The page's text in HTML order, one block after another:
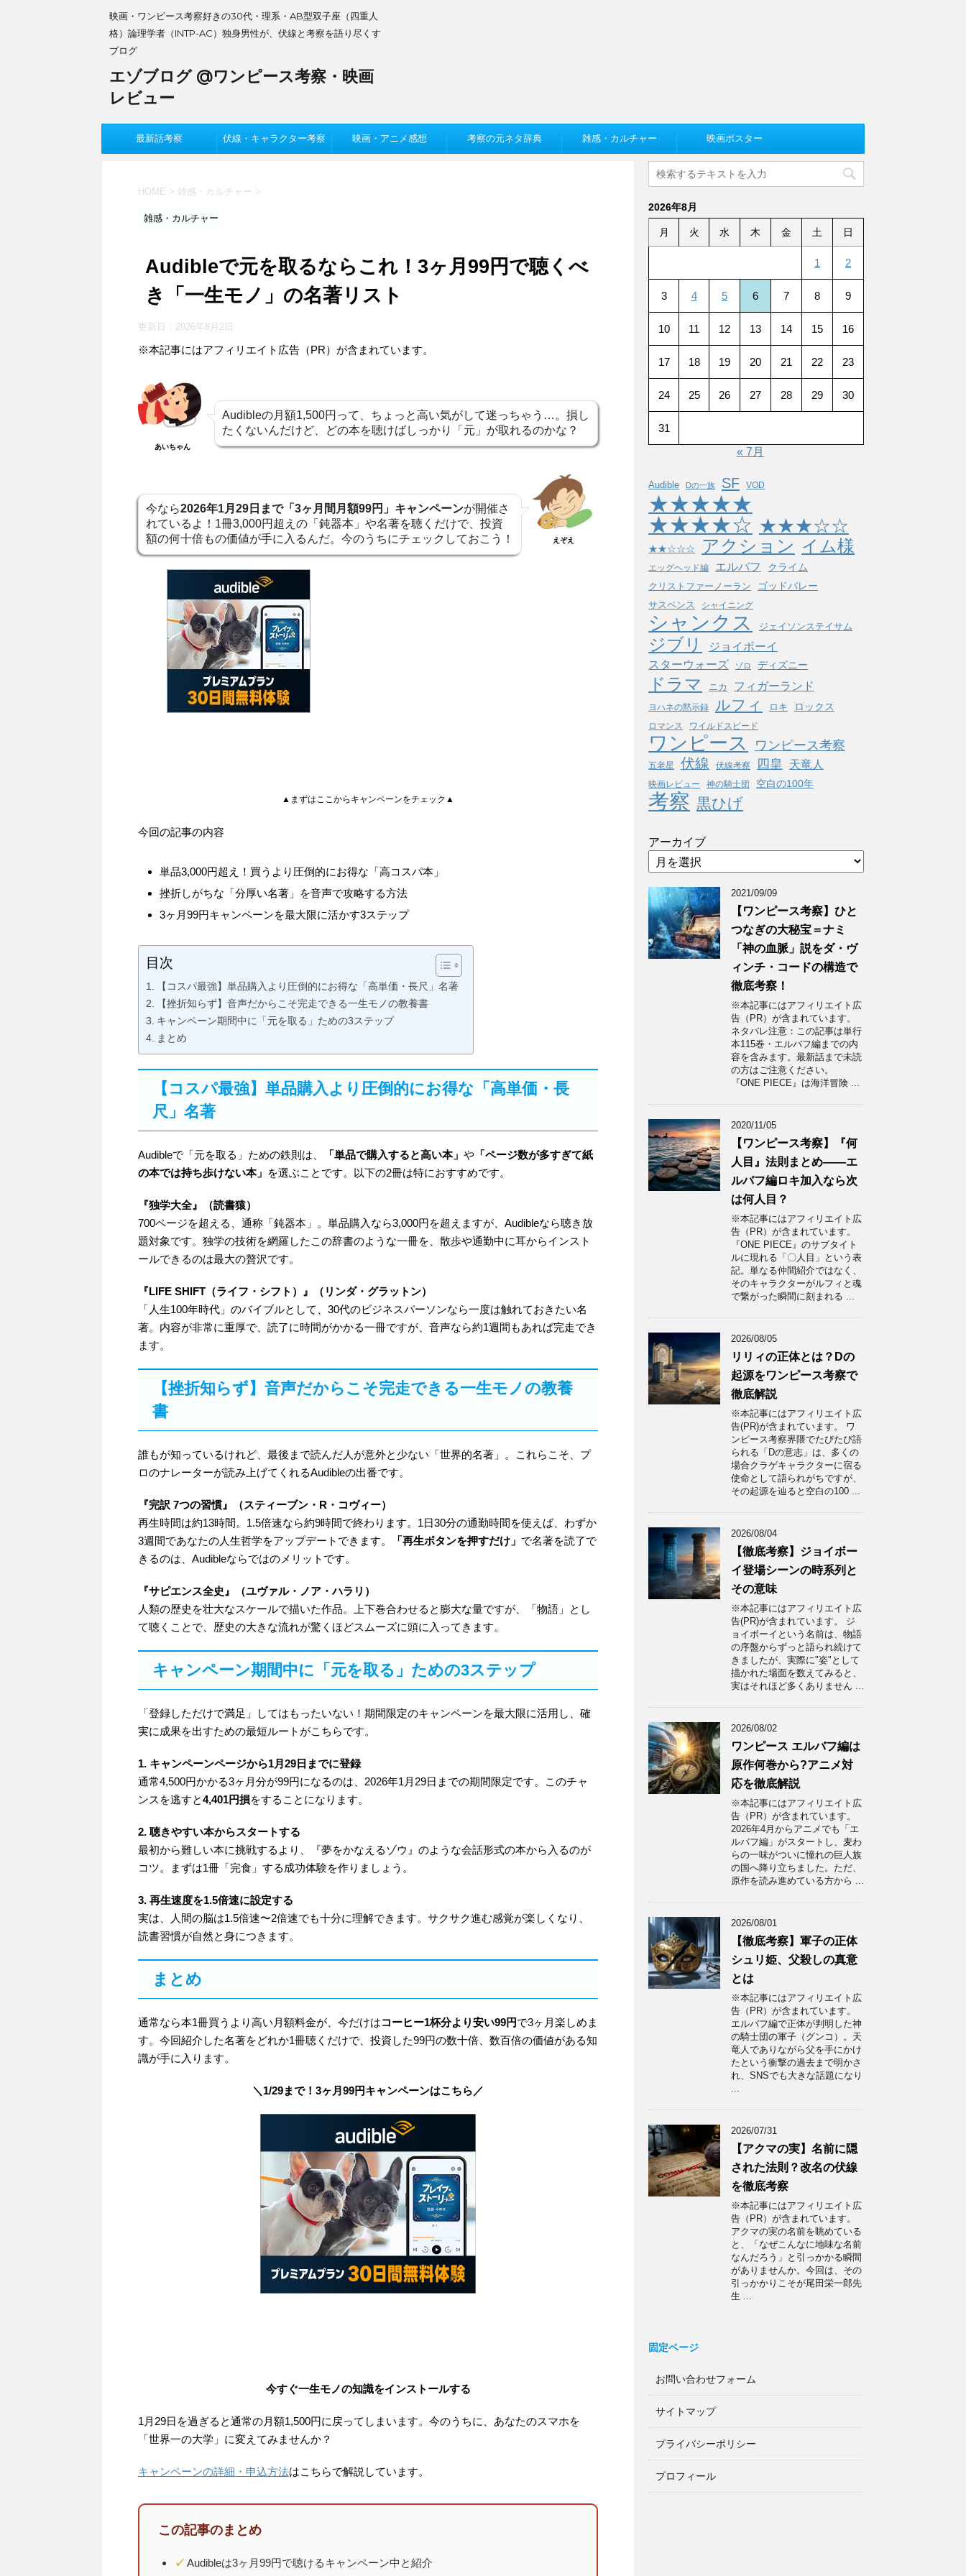
映画・ワンピース考察好きの30代・理系・AB型双子座（四重人
格）論理学者（INTP-AC）独身男性が、伏線と考察を語り尽くす
ブログ
エゾブログ @ワンピース考察・映画
レビュー
最新話考察 伏線・キャラクター考察 映画・アニメ感想 考察の元ネタ辞典 雑感・カルチャー 映画ポスター
HOME > 雑感・カルチャー >
雑感・カルチャー
Audibleで元を取るならこれ！3ヶ月99円で聴くべ
き「一生モノ」の名著リスト
更新日： 2026年8月2日
※本記事にはアフィリエイト広告（PR）が含まれています。
あいちゃん
Audibleの月額1,500円って、ちょっと高い気がして迷っちゃう…。損し
たくないんだけど、どの本を聴けばしっかり「元」が取れるのかな？
今なら2026年1月29日まで「3ヶ月間月額99円」キャンペーンが開催さ
れているよ！1冊3,000円超えの「鈍器本」や名著を聴くだけで、投資
額の何十倍もの価値が手に入るんだ。今のうちにチェックしておこう！
えぞえ
▲まずはここからキャンペーンをチェック▲
今回の記事の内容
単品3,000円超え！買うより圧倒的にお得な「高コスパ本」
挫折しがちな「分厚い名著」を音声で攻略する方法
3ヶ月99円キャンペーンを最大限に活かす3ステップ
目次
【コスパ最強】単品購入より圧倒的にお得な「高単価・長尺」名著
【挫折知らず】音声だからこそ完走できる一生モノの教養書
キャンペーン期間中に「元を取る」ための3ステップ
まとめ
【コスパ最強】単品購入より圧倒的にお得な「高単価・長
尺」名著
Audibleで「元を取る」ための鉄則は、 「単品で購入すると高い本」 や 「ページ数が多すぎて紙
の本では持ち歩けない本」 を選ぶことです。以下の2冊は特におすすめです。
『独学大全』（読書猿）
700ページを超える、通称「鈍器本」。単品購入なら3,000円を超えますが、Audibleなら聴き放
題対象です。独学の技術を網羅したこの辞書のような一冊を、散歩や通勤中に耳からインスト
ールできるのは最大の贅沢です。
『LIFE SHIFT（ライフ・シフト）』（リンダ・グラットン）
「人生100年時代」のバイブルとして、30代のビジネスパーソンなら一度は触れておきたい名
著。内容が非常に重厚で、読了に時間がかかる一冊ですが、音声なら約1週間もあれば完走でき
ます。
【挫折知らず】音声だからこそ完走できる一生モノの教養
書
誰もが知っているけれど、最後まで読んだ人が意外と少ない「世界的名著」。これらこそ、プ
ロのナレーターが読み上げてくれるAudibleの出番です。
『完訳 7つの習慣』（スティーブン・R・コヴィー）
再生時間は約13時間。1.5倍速なら約9時間で終わります。1日30分の通勤時間を使えば、わずか
3週間であなたの人生哲学をアップデートできます。
「再生ボタンを押すだけ」 で名著を読了で
きるのは、Audibleならではのメリットです。
『サピエンス全史』（ユヴァル・ノア・ハラリ）
人類の歴史を壮大なスケールで描いた作品。上下巻合わせると膨大な量ですが、「物語」とし
て聴くことで、歴史の大きな流れが驚くほどスムーズに頭に入ってきます。
キャンペーン期間中に「元を取る」ための3ステップ
「登録しただけで満足」してはもったいない！期間限定のキャンペーンを最大限に活用し、確
実に成果を出すための最短ルートがこちらです。
1. キャンペーンページから1月29日までに登録
通常4,500円かかる3ヶ月分が99円になるのは、2026年1月29日までの期間限定です。このチャ
ンスを逃すと4,401円損をすることになります。
2. 聴きやすい本からスタートする
最初から難しい本に挑戦するより、『夢をかなえるゾウ』のような会話形式の本から入るのが
コツ。まずは1冊「完食」する成功体験を作りましょう。
3. 再生速度を1.5倍速に設定する
実は、人間の脳は1.5倍速〜2倍速でも十分に理解できます。サクサク進む感覚が楽しくなり、
読書習慣が自然と身につきます。
まとめ
通常なら本1冊買うより高い月額料金が、今だけはコーヒー1杯分より安い99円で3ヶ月楽しめま
す。今回紹介した名著をどれか1冊聴くだけで、投資した99円の数十倍、数百倍の価値がある知
識が手に入ります。
＼1/29まで！3ヶ月99円キャンペーンはこちら／
今すぐ一生モノの知識をインストールする
1月29日を過ぎると通常の月額1,500円に戻ってしまいます。今のうちに、あなたのスマホを
「世界一の大学」に変えてみませんか？
キャンペーンの詳細・申込方法はこちらで解説しています。
この記事のまとめ
✓ Audibleは3ヶ月99円で聴けるキャンペーン中と紹介
2026年8月
月 火 水 木 金 土 日
1 2
3 4 5 6 7 8 9
10 11 12 13 14 15 16
17 18 19 20 21 22 23
24 25 26 27 28 29 30
31
« 7月
Audible Dの一族 SF VOD
★★★★★
★★★★☆ ★★★☆☆
★★☆☆☆ アクション イム様
エッグヘッド編 エルバフ クライム
クリストファーノーラン ゴッドバレー
サスペンス シャイニング
シャンクス ジェイソンステイサム
ジブリ ジョイボーイ
スターウォーズ ゾロ ディズニー
ドラマ ニカ フィガーランド
ヨハネの黙示録 ルフィ ロキ ロックス
ロマンス ワイルドスピード
ワンピース ワンピース考察
五老星 伏線 伏線考察 四皇 天竜人
映画レビュー 神の騎士団 空白の100年
考察 黒ひげ
アーカイブ
2021/09/09
【ワンピース考察】ひと
つなぎの大秘宝＝ナミ
「神の血脈」説をダ・ヴ
ィンチ・コードの構造で
徹底考察！
※本記事にはアフィリエイト広
告（PR）が含まれています。
ネタバレ注意：この記事は単行
本115巻・エルバフ編までの内
容を含みます。最新話まで未読
の方はご注意ください。
『ONE PIECE』は海洋冒険 ...
2020/11/05
【ワンピース考察】『何
人目』法則まとめ——エ
ルバフ編ロキ加入なら次
は何人目？
※本記事にはアフィリエイト広
告（PR）が含まれています。
『ONE PIECE』のサブタイト
ルに現れる「〇人目」という表
記。単なる仲間紹介ではなく、
そのキャラクターがルフィと魂
で繋がった瞬間に刻まれる ...
2026/08/05
リリィの正体とは？Dの
起源をワンピース考察で
徹底解説
※本記事にはアフィリエイト広
告(PR)が含まれています。 ワ
ンピース考察界隈でたびたび語
られる「Dの意志」は、多くの
場合クラゲキャラクターに宿る
使命として語られがちですが、
その起源を辿ると空白の100 ...
2026/08/04
【徹底考察】ジョイボー
イ登場シーンの時系列と
その意味
※本記事にはアフィリエイト広
告(PR)が含まれています。 ジ
ョイボーイという名前は、物語
の序盤からずっと語られ続けて
きましたが、実際に"姿"として
描かれた場面を数えてみると、
実はそれほど多くありません ...
2026/08/02
ワンピース エルバフ編は
原作何巻から?アニメ対
応を徹底解説
※本記事にはアフィリエイト広
告（PR）が含まれています。
2026年4月からアニメでも「エ
ルバフ編」がスタートし、麦わ
らの一味がついに憧れの巨人族
の国へ降り立ちました。ただ、
原作を読み進めている方から ...
2026/08/01
【徹底考察】軍子の正体
シュリ姫、父殺しの真意
とは
※本記事にはアフィリエイト広
告（PR）が含まれています。
エルバフ編で正体が判明した神
の騎士団の軍子（グンコ）。天
竜人でありながら父を手にかけ
たという衝撃の過去まで明かさ
れ、SNSでも大きな話題になり
...
2026/07/31
【アクマの実】名前に隠
された法則？改名の伏線
を徹底考察
※本記事にはアフィリエイト広
告（PR）が含まれています。
アクマの実の名前を眺めている
と、「なぜこんなに地味な名前
なんだろう」と引っかかる瞬間
がありませんか。今回は、その
引っかかりこそが尾田栄一郎先
生 ...
固定ページ
お問い合わせフォーム
サイトマップ
プライバシーポリシー
プロフィール